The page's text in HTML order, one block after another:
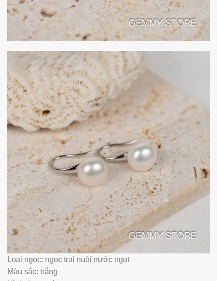
Loại ngọc: ngọc trai nuôi nước ngọt
Màu sắc: trắng